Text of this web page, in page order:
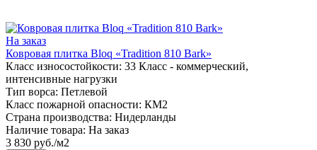
На заказ
Ковровая плитка Bloq «Tradition 810 Bark»
Класс износостойкости: 33 Класс - коммерческий,
интенсивные нагрузки
Тип ворса: Петлевой
Класс пожарной опасности: КМ2
Страна производства: Нидерланды
Наличие товара: На заказ
3 830 руб./м2